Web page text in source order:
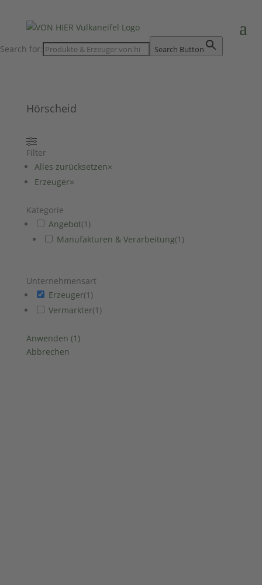
Search for: Search Button
Hörscheid
Filter
Alles zurücksetzen×
Erzeuger×
Kategorie
Angebot(1 )
Manufakturen & Verarbeitung(1 )
Unternehmensart
Erzeuger(1 )
Vermarkter(1 )
Anwenden (1 )
Abbrechen